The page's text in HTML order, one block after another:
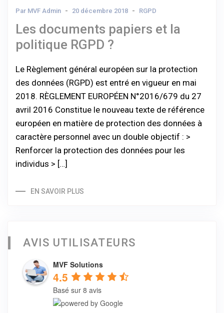
Par MVF Admin 20 décembre 2018 RGPD
Les documents papiers et la
politique RGPD ?
Le Règlement général européen sur la protection
des données (RGPD) est entré en vigueur en mai
2018. RÈGLEMENT EUROPÉEN N°2016/679 du 27
avril 2016 Constitue le nouveau texte de référence
européen en matière de protection des données à
caractère personnel avec un double objectif : >
Renforcer la protection des données pour les
individus > […]
EN SAVOIR PLUS
AVIS UTILISATEURS
MVF Solutions
4.5
Basé sur 8 avis